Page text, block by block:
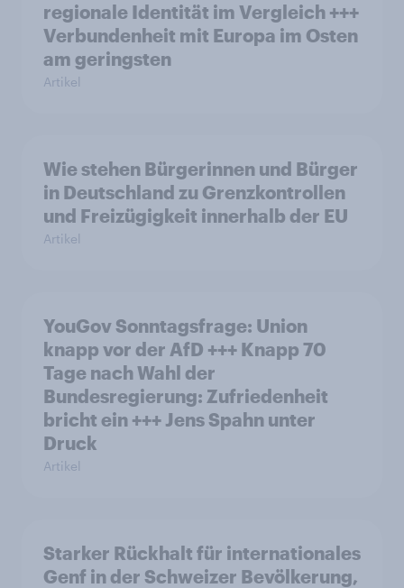
regionale Identität im Vergleich +++
Verbundenheit mit Europa im Osten
am geringsten
Artikel
Wie stehen Bürgerinnen und Bürger
in Deutschland zu Grenzkontrollen
und Freizügigkeit innerhalb der EU
Artikel
YouGov Sonntagsfrage: Union
knapp vor der AfD +++ Knapp 70
Tage nach Wahl der
Bundesregierung: Zufriedenheit
bricht ein +++ Jens Spahn unter
Druck
Artikel
Starker Rückhalt für internationales
Genf in der Schweizer Bevölkerung,